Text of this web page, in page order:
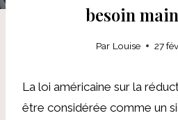
besoin
Par Louise 27
La loi américaine sur la
être considérée comme un